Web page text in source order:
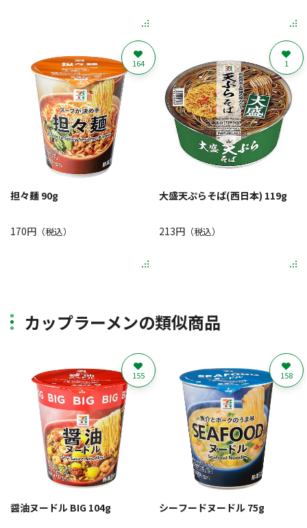
担々麺 90g
170円 （税込）
164
大盛天ぷらそば(西日本) 119g
213円（税込）
1
カップラーメンの類似商品
醤油ヌードル BIG 104g
155
シーフードヌードル 75g
158